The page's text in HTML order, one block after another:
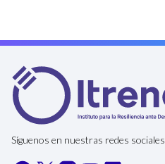
Síguenos en nuestras redes sociales